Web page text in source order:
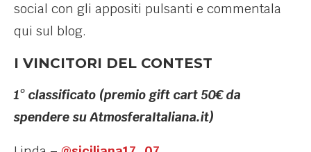
social con gli appositi pulsanti e commentala
qui sul blog.
I VINCITORI DEL CONTEST
1° classificato (premio gift cart 50€ da
spendere su AtmosferaItaliana.it)